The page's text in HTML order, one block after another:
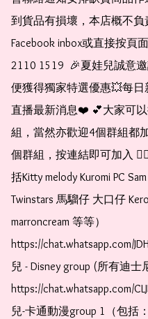
到貨品有損壞，本店概不負
Facebook inbox或直接按頁
2110 1519  🎉夏娃兒誠意
便獲得獨家特選優惠💥每
直播最新消息❤️ 💕大家可
組，當然亦歡迎4個群組都
個群組，按連結即可加入
括Kitty melody Kuromi PC
Twinstars 馬騮仔 大口仔
marroncream 等等）
https://chat.whatsapp.com/
兒 - Disney group (所有迪士
https://chat.whatsapp.com/
兒-卡通動漫group 1（包括